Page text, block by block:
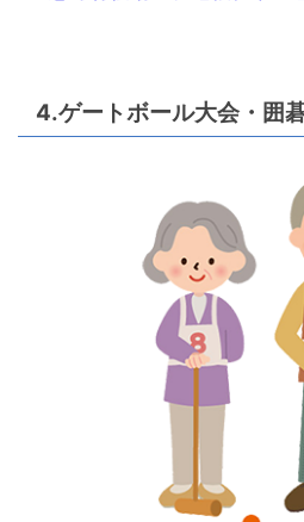
4.ゲートボール大会・囲